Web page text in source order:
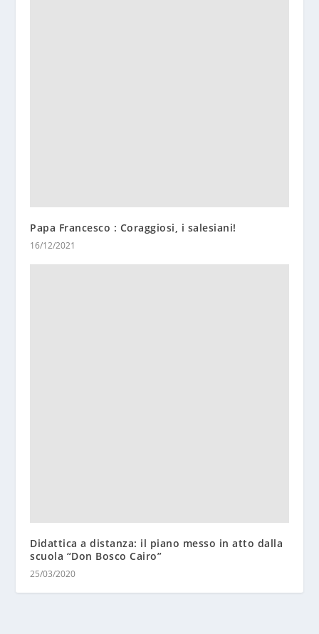
Papa Francesco : Coraggiosi, i salesiani!
16/12/2021
Didattica a distanza: il piano messo in atto dalla
scuola “Don Bosco Cairo”
25/03/2020